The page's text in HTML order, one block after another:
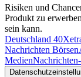
Risiken und
Produkt zu
sein kann.
Deutschland 40
Nachrichten Börsen
Medien